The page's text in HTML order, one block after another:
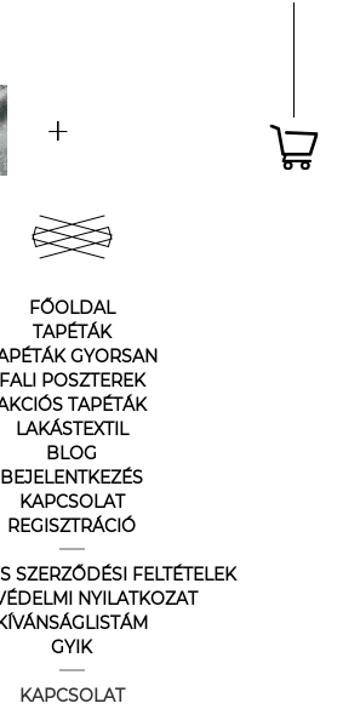
FŐOLDAL
TAPÉTÁK
GYORSAN
FALI POSZTEREK
TAPÉTÁK
LAKÁSTEXTIL
BLOG
BEJELENTKEZÉS
KAPCSOLAT
REGISZTRÁCIÓ
SZERZŐDÉSI FELTÉTELEK
NYILATKOZAT
GYIK
KAPCSOLAT